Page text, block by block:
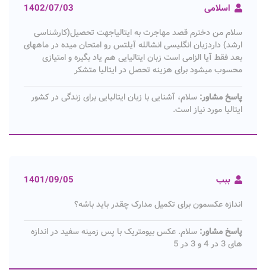
اسلامی 1402/07/03
سلام من دخترم قصد مهاجرت به ایتالیاجهت تحصیل(کارشناسی
ارشد) داردزبان انگلیسی انشالله آیلتس رو امتحان میده در ماههای
بعد فقط آیا الزامی است زبان ایتالیایی هم یاد بگیره و امتیازی
محسوب میشود برای هزینه تحصل در ایتالیا متشکر
پاسخ مشاور: سلام، آشنایی با زبان ایتالیایی برای زندگی در کشور
ایتالیا مورد نیاز است.
ببب 1401/09/05
اندازه عکسمون برای تکمیل مدارک چقدر باید باشه؟
پاسخ مشاور: سلام. عکس بیومتریک با پس زمینه سفید در اندازه
های 3 در 4 و 3 در 5